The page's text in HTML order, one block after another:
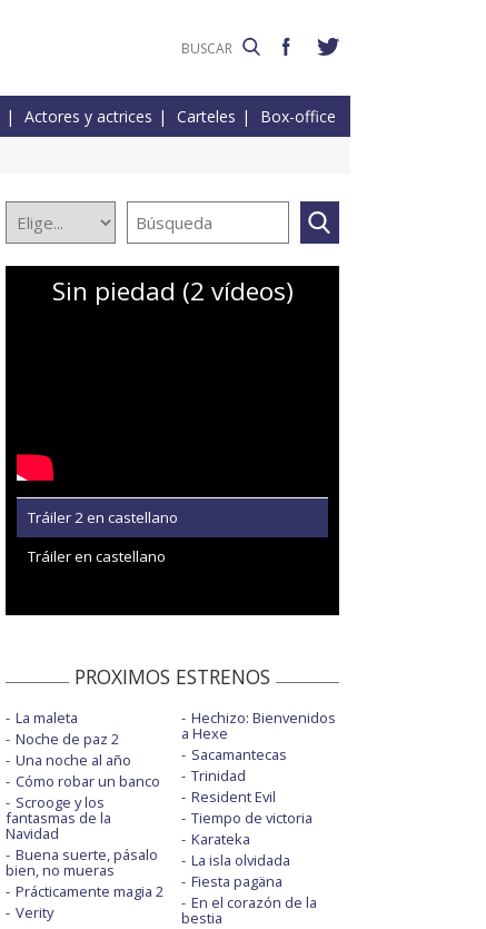
Actores y actrices Carteles Box-office
Sin piedad (2 vídeos)
Tráiler 2 en castellano
Tráiler en castellano
PROXIMOS ESTRENOS
La maleta
Noche de paz 2
Una noche al año
Cómo robar un banco
Scrooge y los
fantasmas de la
Navidad
Buena suerte, pásalo
bien, no mueras
Prácticamente magia 2
Verity
Hechizo: Bienvenidos
a Hexe
Sacamantecas
Trinidad
Resident Evil
Tiempo de victoria
Karateka
La isla olvidada
Fiesta pagäna
En el corazón de la
bestia